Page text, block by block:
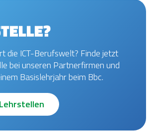
die ICT-Berufswelt? Finde jetzt
bei unseren Partnerfirmen und
Basislehrjahr beim Bbc.